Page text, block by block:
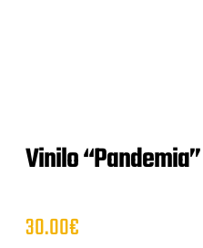
Vinilo “Pandemia”
30.00€